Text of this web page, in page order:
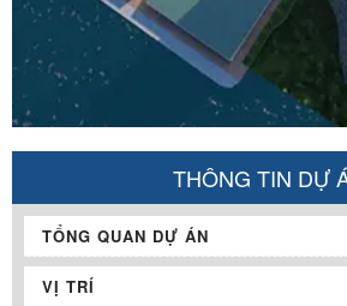
THÔNG TIN DỰ
TỔNG QUAN DỰ ÁN
VỊ TRÍ